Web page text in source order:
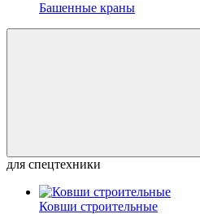
Башенные краны
для спецтехники
Ковши строительные